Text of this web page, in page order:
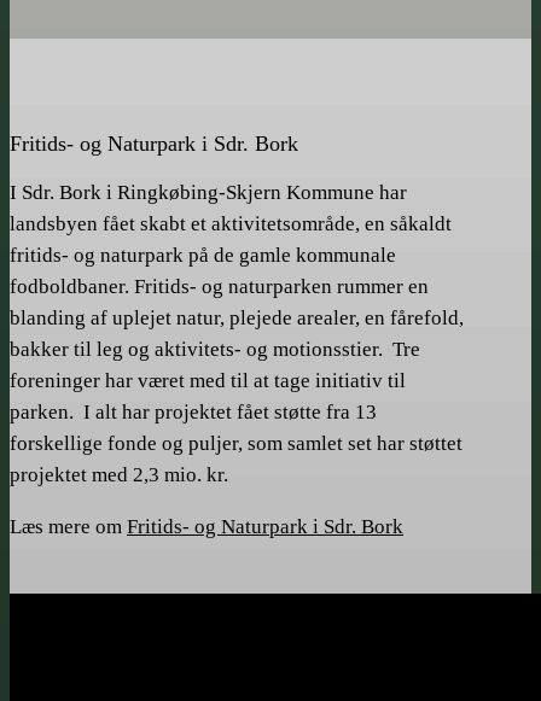
Fritids- og Naturpark i Sdr. Bork
I Sdr. Bork i Ringkøbing-Skjern Kommune har
landsbyen fået skabt et aktivitetsområde, en såkaldt
fritids- og naturpark på de gamle kommunale
fodboldbaner. Fritids- og naturparken rummer en
blanding af uplejet natur, plejede arealer, en fårefold,
bakker til leg og aktivitets- og motionsstier. Tre
foreninger har været med til at tage initiativ til
parken. I alt har projektet fået støtte fra 13
forskellige fonde og puljer, som samlet set har støttet
projektet med 2,3 mio. kr.
Læs mere om Fritids- og Naturpark i Sdr. Bork